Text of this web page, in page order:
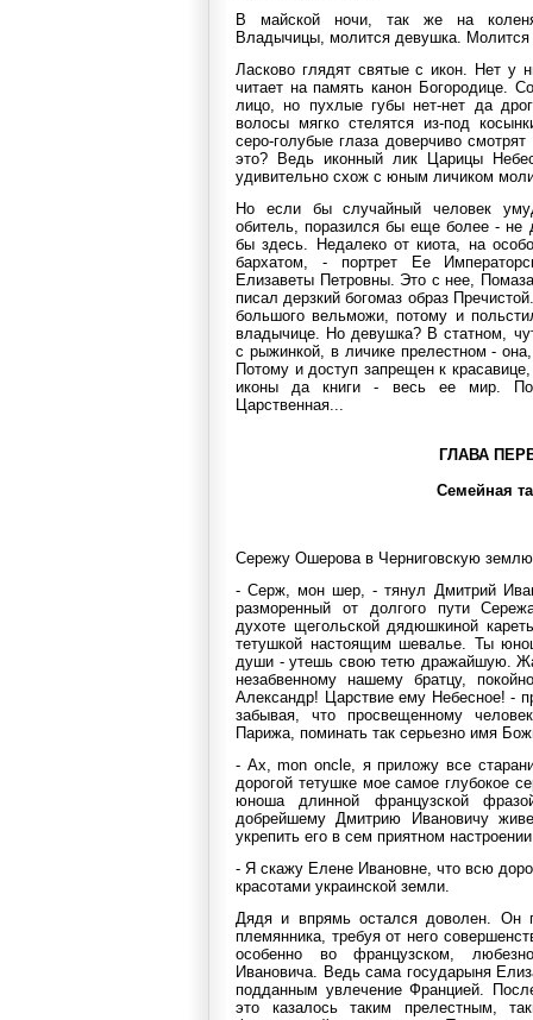
В майской ночи, так же на
Владычицы, молится девушка. Молится
Ласково глядят святые с икон. Нет у
читает на память канон Богородице.
лицо, но пухлые губы нет-нет да
волосы мягко стелятся из-под
серо-голубые глаза доверчиво
это? Ведь иконный лик Царицы
удивительно схож с юным личиком
Но если бы случайный человек
обитель, поразился бы еще более - не
бы здесь. Недалеко от киота, на
бархатом, - портрет Ее
Елизаветы Петровны. Это с нее,
писал дерзкий богомаз образ
большого вельможи, потому и
владычице. Но девушка? В статном,
с рыжинкой, в личике прелестном -
Потому и доступ запрещен к
иконы да книги - весь ее мир.
Царственная...
ГЛАВА
Семейная
Сережу Ошерова в Черниговскую
- Серж, мон шер, - тянул Дмитрий
разморенный от долгого пути
духоте щегольской дядюшкиной
тетушкой настоящим шевалье. Ты
души - утешь свою тетю дражайшую.
незабвенному нашему братцу,
Александр! Царствие ему Небесное! -
забывая, что просвещенному
Парижа, поминать так серьезно имя
- Ах, mon oncle, я приложу все
дорогой тетушке мое самое глубокое
юноша длинной французской
добрейшему Дмитрию Ивановичу
укрепить его в сем приятном
- Я скажу Елене Ивановне, что всю
красотами украинской земли.
Дядя и впрямь остался доволен. Он
племянника, требуя от него
особенно во французском,
Ивановича. Ведь сама государыня
подданным увлечение Францией.
это казалось таким прелестным,